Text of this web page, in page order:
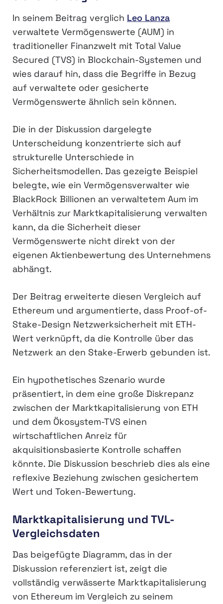
In seinem Beitrag verglich Leo Lanza
verwaltete Vermögenswerte (AUM) in
traditioneller Finanzwelt mit Total Value
Secured (TVS) in Blockchain-Systemen und
wies darauf hin, dass die Begriffe in Bezug
auf verwaltete oder gesicherte
Vermögenswerte ähnlich sein können.
Die in der Diskussion dargelegte
Unterscheidung konzentrierte sich auf
strukturelle Unterschiede in
Sicherheitsmodellen. Das gezeigte Beispiel
belegte, wie ein Vermögensverwalter wie
BlackRock Billionen an verwaltetem Aum im
Verhältnis zur Marktkapitalisierung verwalten
kann, da die Sicherheit dieser
Vermögenswerte nicht direkt von der
eigenen Aktienbewertung des Unternehmens
abhängt.
Der Beitrag erweiterte diesen Vergleich auf
Ethereum und argumentierte, dass Proof-of-
Stake-Design Netzwerksicherheit mit ETH-
Wert verknüpft, da die Kontrolle über das
Netzwerk an den Stake-Erwerb gebunden ist.
Ein hypothetisches Szenario wurde
präsentiert, in dem eine große Diskrepanz
zwischen der Marktkapitalisierung von ETH
und dem Ökosystem-TVS einen
wirtschaftlichen Anreiz für
akquisitionsbasierte Kontrolle schaffen
könnte. Die Diskussion beschrieb dies als eine
reflexive Beziehung zwischen gesichertem
Wert und Token-Bewertung.
Marktkapitalisierung und TVL-
Vergleichsdaten
Das beigefügte Diagramm, das in der
Diskussion referenziert ist, zeigt die
vollständig verwässerte Marktkapitalisierung
von Ethereum im Vergleich zu seinem